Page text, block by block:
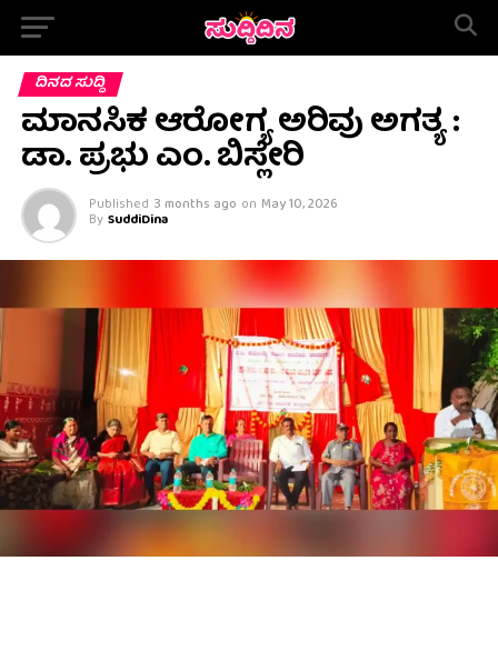
ದಿನದ ಸುದ್ದಿ
ಮಾನಸಿಕ ಆರೋಗ್ಯ ಅರಿವು ಅಗತ್ಯ :
ಡಾ. ಪ್ರಭು ಎಂ. ಬಿಸ್ಲೇರಿ
Published 3 months ago on May 10, 2026
By SuddiDina